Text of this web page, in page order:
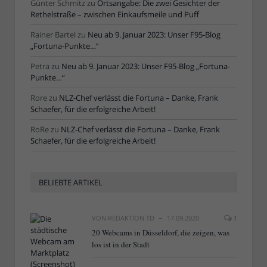
Günter Schmitzzu Ortsangabe: Die zwei Gesichter der
Rethelstraße – zwischen Einkaufsmeile und Puff
Rainer Bartel zu Neu ab 9. Januar 2023: Unser F95-Blog
„Fortuna-Punkte…“
Petra zu Neu ab 9. Januar 2023: Unser F95-Blog „Fortuna-
Punkte…“
Rorezu NLZ-Chef verlässt die Fortuna – Danke, Frank
Schaefer, für die erfolgreiche Arbeit!
RoRezu NLZ-Chef verlässt die Fortuna – Danke, Frank
Schaefer, für die erfolgreiche Arbeit!
BELIEBTE ARTIKEL
VON REDAKTION TD 17.09.2020 1
20 Webcams in Düsseldorf, die zeigen, was
los ist in der Stadt